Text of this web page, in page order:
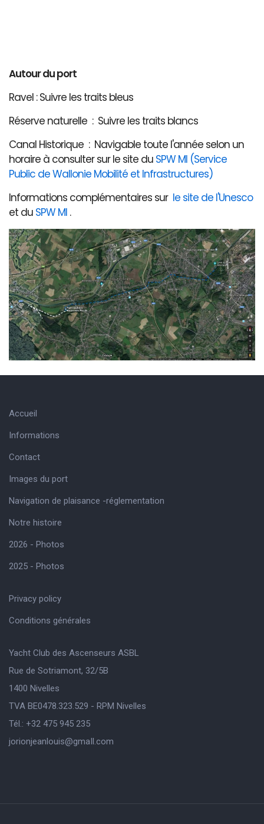
Autour du port
Ravel : Suivre les traits bleus
Réserve naturelle : Suivre les traits blancs
Canal Historique : Navigable toute l'année selon un
horaire à consulter sur le site du SPW MI (Service
Public de Wallonie Mobilité et Infrastructures)
Informations complémentaires sur le site de l'Unesco
et du SPW MI .
Accueil
Informations
Contact
Images du port
Navigation de plaisance -réglementation
Notre histoire
2026 - Photos
2025 - Photos
Privacy policy
Conditions générales
Yacht Club des Ascenseurs ASBL
Rue de Sotriamont, 32/5B
1400 Nivelles
TVA BE0478.323.529 - RPM Nivelles
Tél.: +32 475 945 235
jorionjeanlouis@gmaIl.com